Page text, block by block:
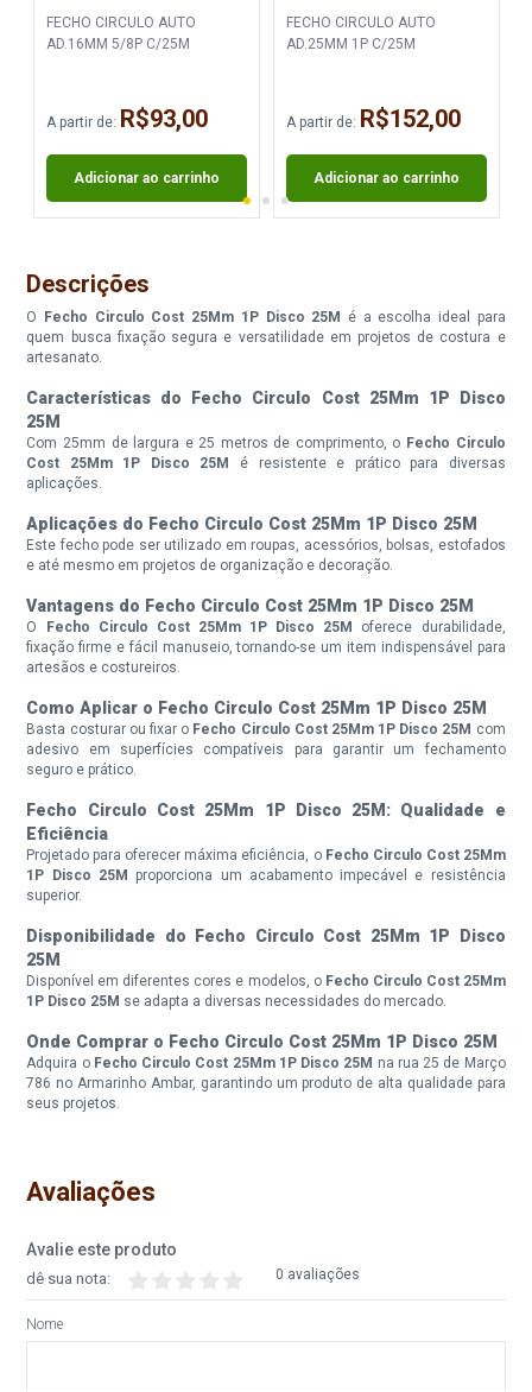
FECHO CIRCULO AUTO
AD.16MM 5/8P C/25M
A partir de: R$93,00
Adicionar ao carrinho
FECHO CIRCULO AUTO
AD.25MM 1P C/25M
A partir de: R$152,00
Adicionar ao carrinho
Descrições
O Fecho Circulo Cost 25Mm 1P Disco 25M
é a escolha ideal para
quem busca fixação segura e versatilidade em projetos de costura e
artesanato.
Características do Fecho Circulo Cost 25Mm 1P Disco
25M
Com 25mm de largura e 25 metros de comprimento, o Fecho Circulo
Cost 25Mm 1P Disco 25M
é resistente e prático para diversas
aplicações.
Aplicações do Fecho Circulo Cost 25Mm 1P Disco 25M
Este fecho pode ser utilizado em roupas, acessórios, bolsas, estofados
e até mesmo em projetos de organização e decoração.
Vantagens do Fecho Circulo Cost 25Mm 1P Disco 25M
O Fecho Circulo Cost 25Mm 1P Disco 25M
oferece durabilidade,
fixação firme e fácil manuseio, tornando-se um item indispensável para
artesãos e costureiros.
Como Aplicar o Fecho Circulo Cost 25Mm 1P Disco 25M
Basta costurar ou fixar o Fecho Circulo Cost 25Mm 1P Disco 25M com
adesivo em superfícies compatíveis para garantir um fechamento
seguro e prático.
Fecho Circulo Cost 25Mm 1P Disco 25M: Qualidade e
Eficiência
Projetado para oferecer máxima eficiência, o Fecho Circulo Cost 25Mm
1P Disco 25M
proporciona um acabamento impecável e resistência
superior.
Disponibilidade do Fecho Circulo Cost 25Mm 1P Disco
25M
Disponível em diferentes cores e modelos, o Fecho Circulo Cost 25Mm
1P Disco 25M se adapta a diversas necessidades do mercado.
Onde Comprar o Fecho Circulo Cost 25Mm 1P Disco 25M
Adquira o Fecho Circulo Cost 25Mm 1P Disco 25M na rua 25 de Março
786 no Armarinho Ambar, garantindo um produto de alta qualidade para
seus projetos.
Avaliações
Avalie este produto
0 avaliações
dê sua nota:
Nome